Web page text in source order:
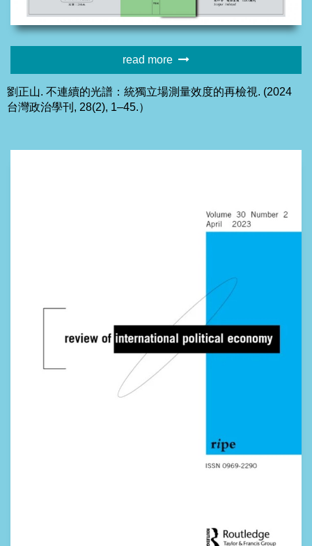
read more
劉正山. 不連續的光譜：統獨立場測量效度的再檢視. (2024
台灣政治學刊, 28(2), 1–45.）